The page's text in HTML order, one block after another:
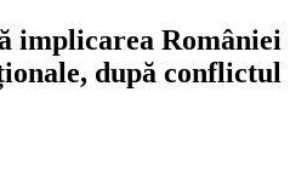
implicarea României
după conflictul